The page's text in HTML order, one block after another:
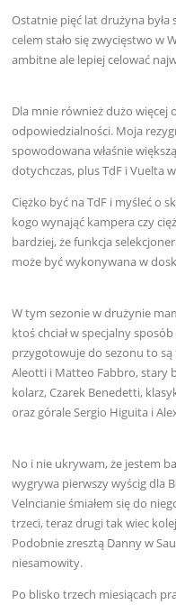
Ostatnie pięć lat drużyna
celem stało się zwycięstwo w
ambitne ale lepiej celować
Dla mnie również dużo więcej
odpowiedzialności. Moja
spowodowana właśnie
dotychczas, plus TdF i Vuelta
Ciężko być na TdF i myśleć o
kogo wynająć kampera czy
bardziej, że funkcja
może być wykonywana w
W tym sezonie w drużynie
ktoś chciał w specjalny
przygotowuje do sezonu to
Aleotti i Matteo Fabbro, stary
kolarz, Czarek Benedetti,
oraz górale Sergio Higuita i
No i nie ukrywam, że jestem
wygrywa pierwszy wyścig dla
Velncianie śmiałem się do
trzeci, teraz drugi tak wiec
Podobnie zresztą Danny w
niesamowity.
Po blisko trzech miesiącach